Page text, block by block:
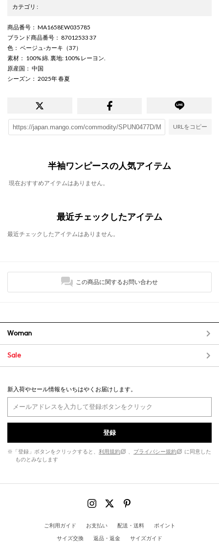
カテゴリ :
商品番号 ： MA1658EW035785
ブランド商品番号 ： 87012533 37
色 ： ベージュ-カーキ（37）
素材 ： 100% 綿. 裏地: 100% レーヨン.
原産国 ： 中国
シーズン ： 2025年 春夏
URLをコピー
半袖ワンピースの人気アイテム
現在おすすめアイテムはありません。
最近チェックしたアイテム
最近チェックしたアイテムはありません。
この商品に関するお問い合わせ
Woman
Sale
新入荷やセール情報をいちはやくお届けします。
登録
※「登録」ボタンをクリックすると、 利用規約 、 プライバシー規約
に同意した
ものとみなします
ご利用ガイド お支払い 配送・送料
ポイント
サイズ交換
返品・返金
サイズガイド